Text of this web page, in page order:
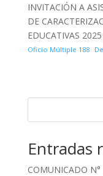
INVITACIÓN A
DE
EDUCATIVAS 2025
Oficio Múltiple 188
Entradas
COMUNICADO